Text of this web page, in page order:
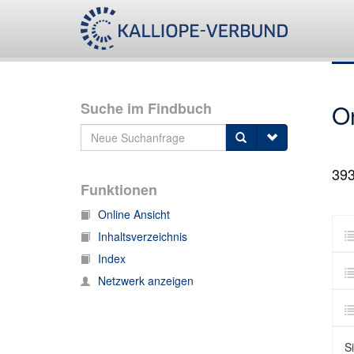
Suche im Findbuch
Funktionen
Online Ansicht
Inhaltsverzeichnis
Index
Netzwerk anzeigen